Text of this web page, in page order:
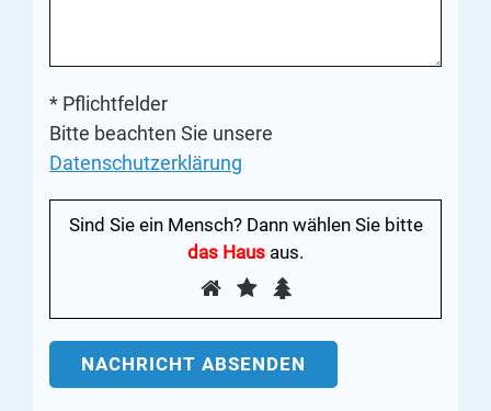
* Pflichtfelder
Bitte beachten Sie unsere
Datenschutzerklärung
Sind Sie ein Mensch? Dann wählen Sie bitte
das Haus aus.
Sind
ein
Mensch?
1 2